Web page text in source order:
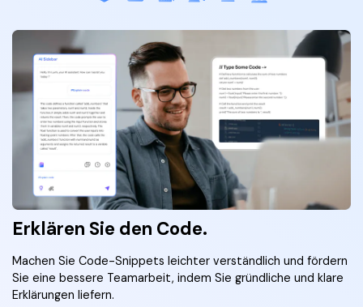
Erklären Sie den Code.
Machen Sie Code-Snippets leichter verständlich und fördern
Sie eine bessere Teamarbeit, indem Sie gründliche und klare
Erklärungen liefern.